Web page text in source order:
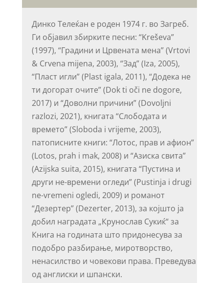
Динко Телеќан е роден 1974 г. во Загреб.
Ги објавил збирките песни: “Kreševa”
(1997), “Градини и Црвената мена” (Vrtovi
& Crvena mijena, 2003), “Зад” (Iza, 2005),
“Пласт игли” (Plast igala, 2011), “Додека не
ти догорат очите” (Dok ti oči ne dogore,
2017) и “Доволни причини” (Dovoljni
razlozi, 2021), книгата “Слободата и
времето” (Sloboda i vrijeme, 2003),
патописните книги: “Лотос, прав и афион”
(Lotos, prah i mak, 2008) и “Азиска свита”
(Azijska suita, 2015), книгата “Пустина и
други не-времени огледи” (Pustinja i drugi
ne-vremeni ogledi, 2009) и романот
“Дезертер” (Dezerter, 2013), за којшто ја
добил наградата „Крунослав Сукиќ“ за
Книга на годината што придонесува за
подобро разбирање, миротворство,
ненасилство и човекови права. Преведува
од англиски и шпански.